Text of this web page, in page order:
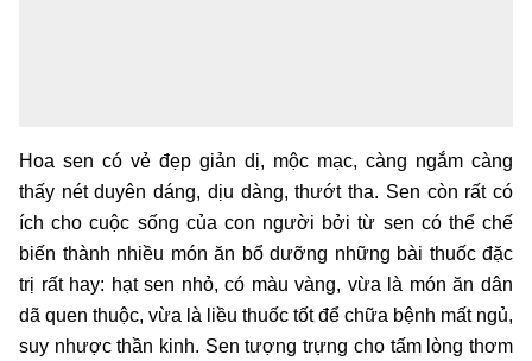
Hoa sen có vẻ đẹp giản dị, mộc mạc, càng ngắm càng
thấy nét duyên dáng, dịu dàng, thướt tha. Sen còn rất có
ích cho cuộc sống của con người bởi từ sen có thể chế
biến thành nhiều món ăn bổ dưỡng những bài thuốc đặc
trị rất hay: hạt sen nhỏ, có màu vàng, vừa là món ăn dân
dã quen thuộc, vừa là liều thuốc tốt để chữa bệnh mất ngủ,
suy nhược thần kinh. Sen tượng trựng cho tấm lòng thơm